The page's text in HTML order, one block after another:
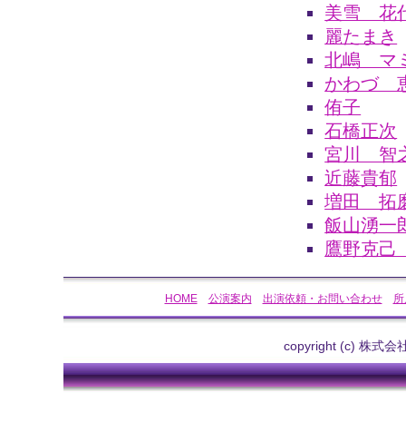
美雪 花
麗たまき
北嶋 マ
かわづ
侑子
石橋正次
宮川 智
近藤貴郁
増田 拓
飯山湧一
鷹野克己
HOME 公演案内 出演依頼・お問い合わせ
copyright (c) 株式会